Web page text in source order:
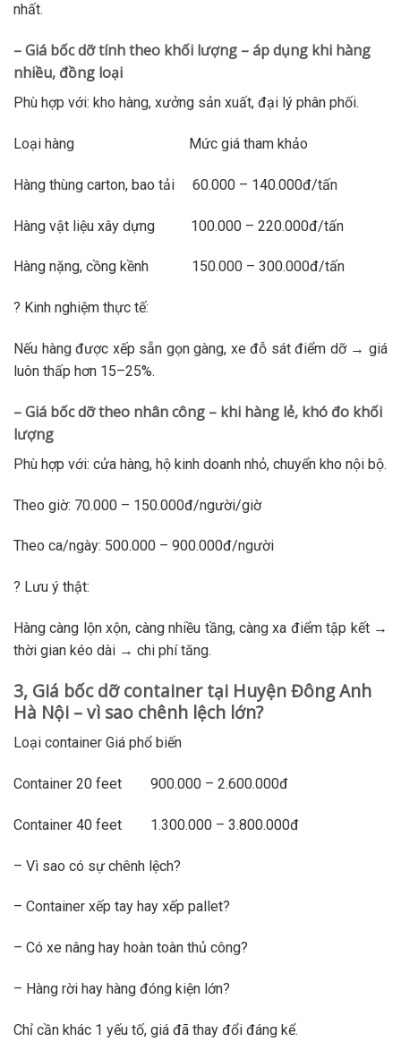
nhất.
– Giá bốc dỡ tính theo khối lượng – áp dụng khi hàng
nhiều, đồng loại
Phù hợp với: kho hàng, xưởng sản xuất, đại lý phân phối.
Loại hàng Mức giá tham khảo
Hàng thùng carton, bao tải 60.000 – 140.000đ/tấn
Hàng vật liệu xây dựng 100.000 – 220.000đ/tấn
Hàng nặng, cồng kềnh 150.000 – 300.000đ/tấn
? Kinh nghiệm thực tế:
Nếu hàng được xếp sẵn gọn gàng, xe đỗ sát điểm dỡ → giá
luôn thấp hơn 15–25%.
– Giá bốc dỡ theo nhân công – khi hàng lẻ, khó đo khối
lượng
Phù hợp với: cửa hàng, hộ kinh doanh nhỏ, chuyển kho nội bộ.
Theo giờ: 70.000 – 150.000đ/người/giờ
Theo ca/ngày: 500.000 – 900.000đ/người
? Lưu ý thật:
Hàng càng lộn xộn, càng nhiều tầng, càng xa điểm tập kết →
thời gian kéo dài → chi phí tăng.
3, Giá bốc dỡ container tại Huyện Đông Anh
Hà Nội – vì sao chênh lệch lớn?
Loại container Giá phổ biến
Container 20 feet 900.000 – 2.600.000đ
Container 40 feet 1.300.000 – 3.800.000đ
– Vì sao có sự chênh lệch?
– Container xếp tay hay xếp pallet?
– Có xe nâng hay hoàn toàn thủ công?
– Hàng rời hay hàng đóng kiện lớn?
Chỉ cần khác 1 yếu tố, giá đã thay đổi đáng kể.